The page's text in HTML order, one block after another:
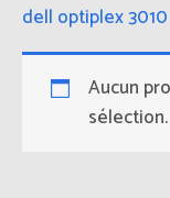
dell optiplex 3010
Aucun
sélection.